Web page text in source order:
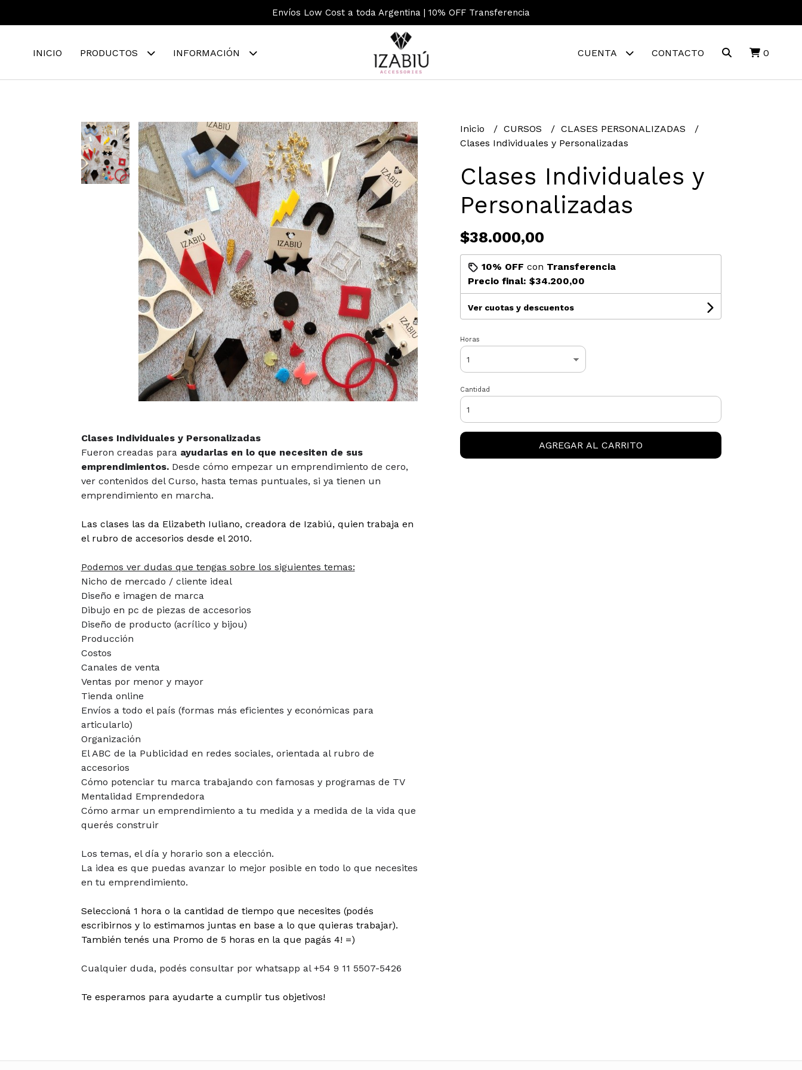
Envíos Low Cost a toda Argentina | 10% OFF Transferencia
INICIO PRODUCTOS INFORMACIÓN CUENTA CONTACTO 0
Clases Individuales y Personalizadas
Fueron creadas para ayudarlas en lo que necesiten de sus
emprendimientos.Desde cómo empezar un emprendimiento de cero,
ver contenidos del Curso, hasta temas puntuales, si ya tienen un
emprendimiento en marcha.
Las clases las da Elizabeth Iuliano, creadora de Izabiú, quien trabaja en
el rubro de accesorios desde el 2010.
Podemos ver dudas que tengas sobre los siguientes temas:
Nicho de mercado / cliente ideal
Diseño e imagen de marca
Dibujo en pc de piezas de accesorios
Diseño de producto (acrílico y bijou)
Producción
Costos
Canales de venta
Ventas por menor y mayor
Tienda online
Envíos a todo el país (formas más eficientes y económicas para
articularlo)
Organización
El ABC de la Publicidad en redes sociales, orientada al rubro de
accesorios
Cómo potenciar tu marca trabajando con famosas y programas de TV
Mentalidad Emprendedora
Cómo armar un emprendimiento a tu medida y a medida de la vida que
querés construir
Los temas, el día y horario son a elección.
La idea es que puedas avanzar lo mejor posible en todo lo que necesites
en tu emprendimiento.
Seleccioná 1 hora o la cantidad de tiempo que necesites (podés
escribirnos y lo estimamos juntas en base a lo que quieras trabajar).
También tenés una Promo de 5 horas en la que pagás 4! =)
Cualquier duda, podés consultar por whatsapp al +54 9 11 5507-5426
Te esperamos para ayudarte a cumplir tus objetivos!
Inicio CURSOS
CLASES PERSONALIZADAS
Clases Individuales y Personalizadas
Clases Individuales y
Personalizadas
$38.000,00
10% OFF con Transferencia
Precio final: $34.200,00
Ver cuotas y descuentos
Horas
Cantidad
AGREGAR AL CARRITO